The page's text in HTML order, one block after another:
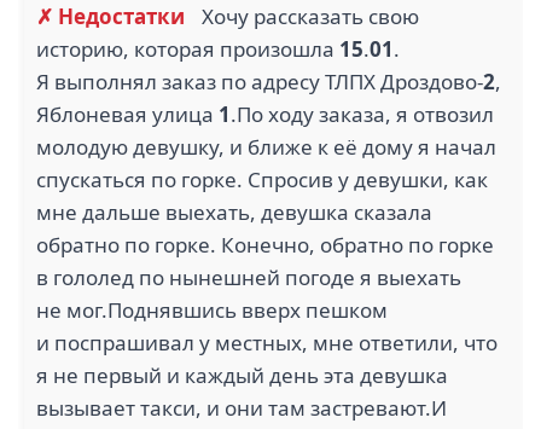
✗ Недостатки
Хочу рассказать свою
историю, которая произошла 15.01.
Я выполнял заказ по адресу ТЛПХ Дроздово-2,
Яблоневая улица 1.По ходу заказа, я отвозил
молодую девушку, и ближе к её дому я начал
спускаться по горке. Спросив у девушки, как
мне дальше выехать, девушка сказала
обратно по горке. Конечно, обратно по горке
в гололед по нынешней погоде я выехать
не мог.Поднявшись вверх пешком
и поспрашивал у местных, мне ответили, что
я не первый и каждый день эта девушка
вызывает такси, и они там застревают.И